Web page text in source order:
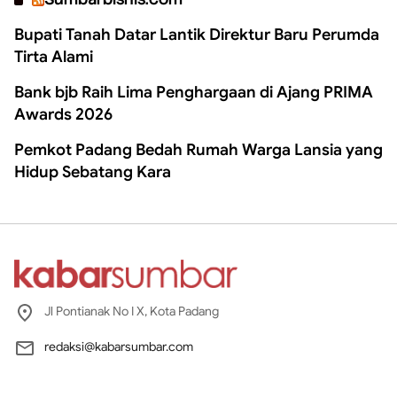
Bupati Tanah Datar Lantik Direktur Baru Perumda
Tirta Alami
Bank bjb Raih Lima Penghargaan di Ajang PRIMA
Awards 2026
Pemkot Padang Bedah Rumah Warga Lansia yang
Hidup Sebatang Kara
Jl Pontianak No I X, Kota Padang
redaksi@kabarsumbar.com